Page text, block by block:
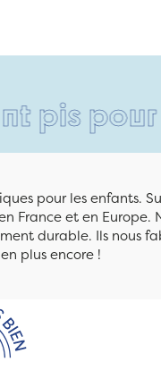
vos
pour les enfants.
et en Europe.
durable. Ils nous
plus encore !